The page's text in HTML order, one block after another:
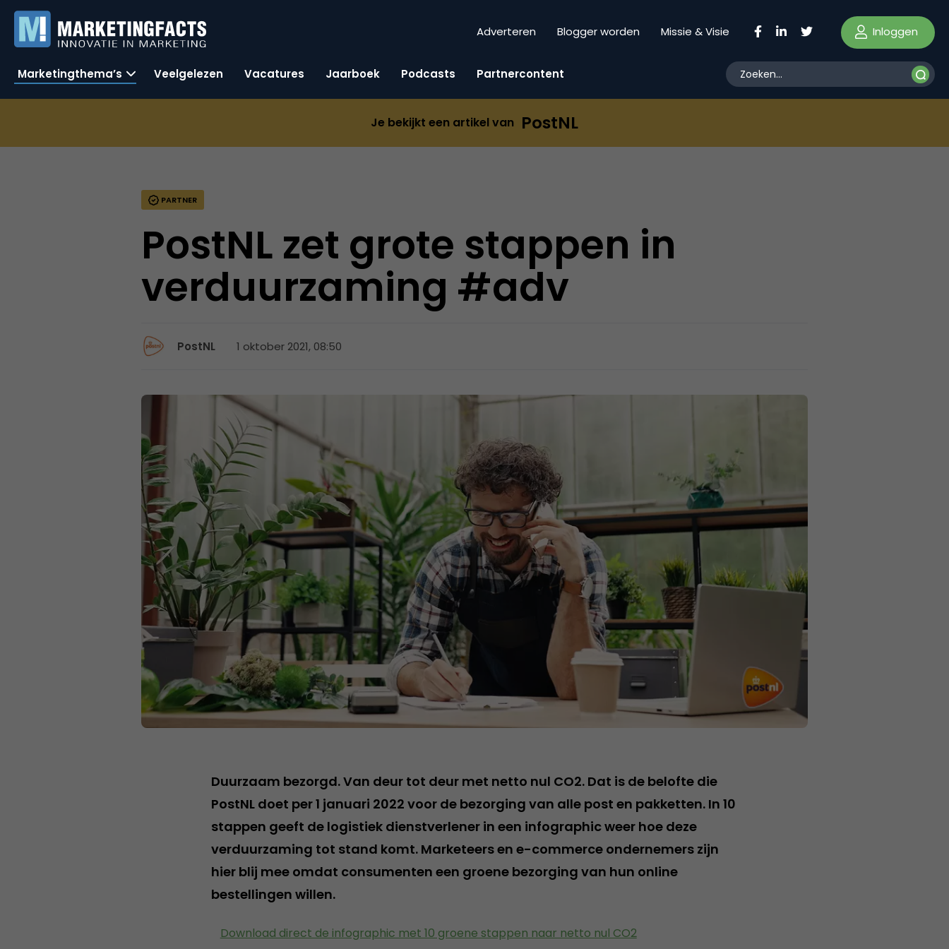
Adverteren Blogger worden Missie & Visie Inloggen
Marketingthema’s Veelgelezen Vacatures Jaarboek Podcasts Partnercontent
Je bekijkt een artikel van PostNL
PARTNER
PostNL zet grote stappen in
verduurzaming #adv
PostNL 1 oktober 2021, 08:50
Duurzaam bezorgd. Van deur tot deur met netto nul CO2. Dat is de belofte die
PostNL doet per 1 januari 2022 voor de bezorging van alle post en pakketten. In 10
stappen geeft de logistiek dienstverlener in een infographic weer hoe deze
verduurzaming tot stand komt. Marketeers en e-commerce ondernemers zijn
hier blij mee omdat consumenten een groene bezorging van hun online
bestellingen willen.
Download direct de infographic met 10 groene stappen naar netto nul CO2